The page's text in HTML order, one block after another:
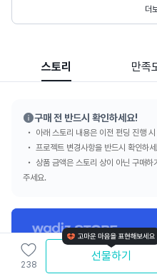
더
스토리 만족
구매 전 반드시 확인하세요!
아래 스토리 내용은 이전 펀딩 진행
프로젝트 변경사항을 반드시 확인하
상품 금액은 스토리 상이 아닌 구매
주세요.
238
선물하기